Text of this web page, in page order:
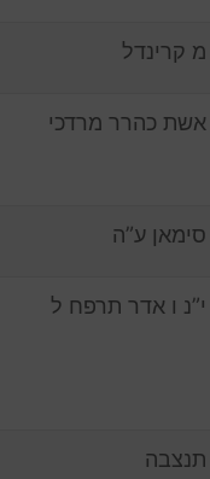
מ קרינדל
אשת כהרר מרדכי
סימאן ע”ה
י”נ ו אדר תרפח ל
תנצבה